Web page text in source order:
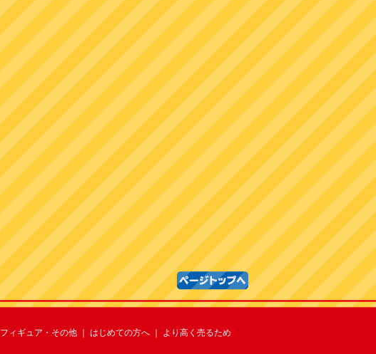
フィギュア・その他 はじめての方へ
より高く売るため